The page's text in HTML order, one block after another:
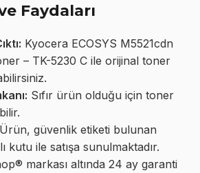
Faydaları
Kyocera ECOSYS M5521cdn
– TK-5230 C ile orijinal toner
Sıfır ürün olduğu için toner
Ürün, güvenlik etiketi bulunan
kutu ile satışa sunulmaktadır.
markası altında 24 ay garanti